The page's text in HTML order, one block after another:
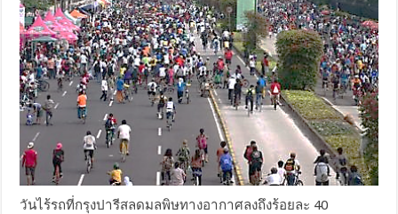
วันไร้รถที่กรุงปารีสลดมลพิษทางอากาศลงถึงร้อยละ 40